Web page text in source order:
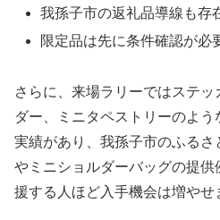
我孫子市の返礼品導線も存
限定品は先に条件確認が必
さらに、来場ラリーではステ
ダー、ミニタペストリーのよ
実績があり、我孫子市のふる
やミニショルダーバッグの提
援する人ほど入手機会は増やせ